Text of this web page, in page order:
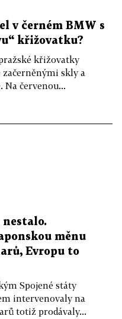
v černém BMW s
křižovatku?
křižovatky
skly a
červenou...
měnu
Evropu to
Spojené státy
intervenovaly na
totiž prodávaly...